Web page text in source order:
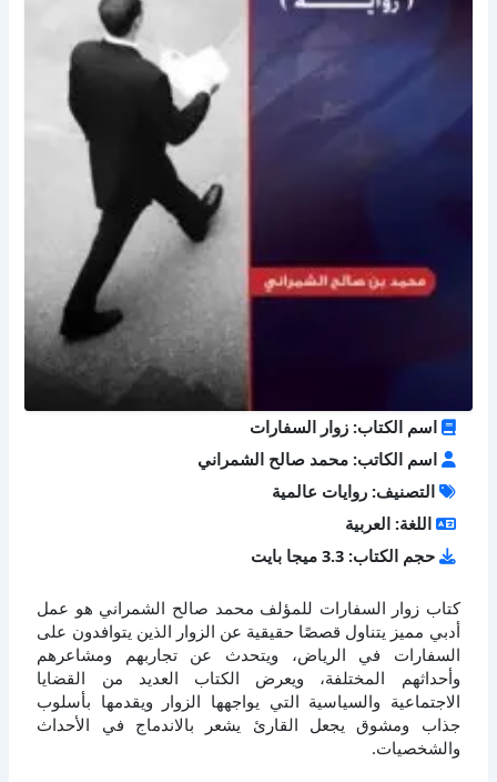
اسم الكتاب: زوار السفارات
اسم الكاتب: محمد صالح الشمراني
التصنيف: روايات عالمية
اللغة: العربية
حجم الكتاب: 3.3 ميجا بايت
كتاب زوار السفارات للمؤلف محمد صالح الشمراني هو عمل
أدبي مميز يتناول قصصًا حقيقية عن الزوار الذين يتوافدون على
السفارات في الرياض، ويتحدث عن تجاربهم ومشاعرهم
وأحداثهم المختلفة، ويعرض الكتاب العديد من القضايا
الاجتماعية والسياسية التي يواجهها الزوار ويقدمها بأسلوب
جذاب ومشوق يجعل القارئ يشعر بالاندماج في الأحداث
والشخصيات.